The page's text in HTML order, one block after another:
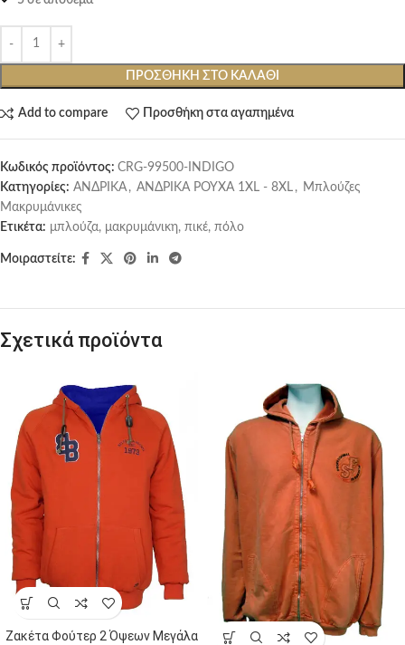
ΠΡΟΣΘΉΚΗ ΣΤΟ ΚΑΛΆΘΙ
Add to compare Προσθήκη στα αγαπημένα
Κωδικός προϊόντος: CRG-99500-INDIGO
Κατηγορίες: ΑΝΔΡΙΚΑ , ΑΝΔΡΙΚΑ ΡΟΥΧΑ 1XL - 8XL , Μπλούζες
Μακρυμάνικες
Ετικέτα: μπλούζα, μακρυμάνικη, πικέ, πόλο
Μοιραστείτε:
Σχετικά προϊόντα
Ζακέτα Φούτερ 2 Όψεων Μεγάλα